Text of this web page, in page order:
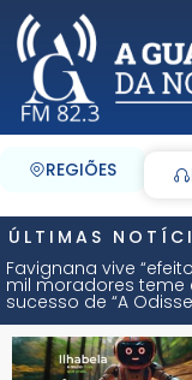
REGIÕES
ÚLTIMAS
Favignana vive
mil moradores
sucesso de “A